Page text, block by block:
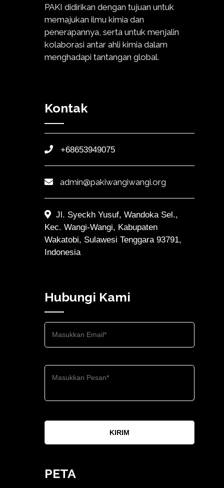
PAKI didirikan dengan tujuan untuk
memajukan ilmu kimia dan
penerapannya, serta untuk menjalin
kolaborasi antar ahli kimia dalam
menghadapi tantangan global.
Kontak
+68653949075
admin@pakiwangiwangi.org
Jl. Syeckh Yusuf, Wandoka Sel.,
Kec. Wangi-Wangi, Kabupaten
Wakatobi, Sulawesi Tenggara 93791,
Indonesia
Hubungi Kami
KIRIM
PETA